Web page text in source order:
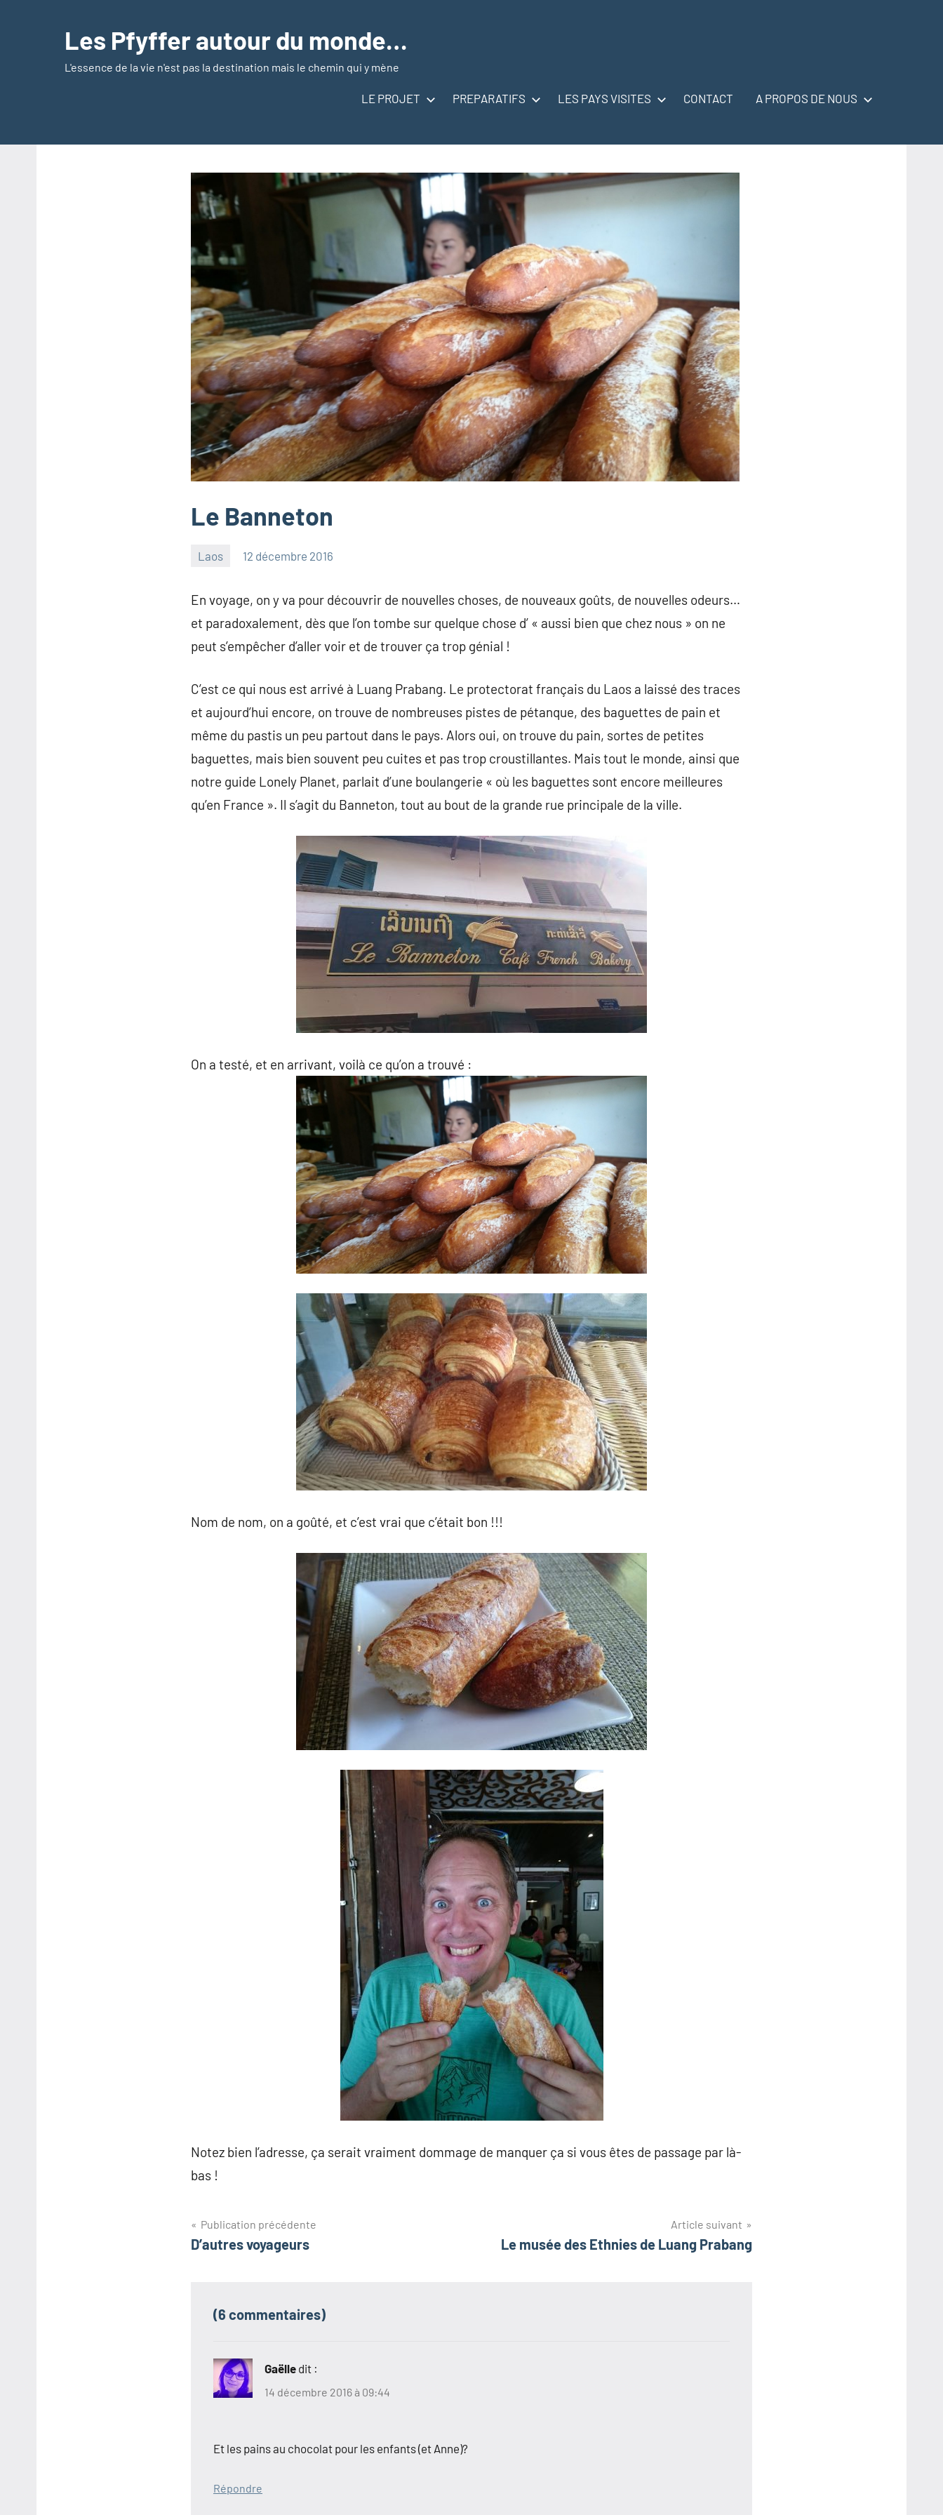
Les Pfyffer autour du monde…
L'essence de la vie n'est pas la destination mais le chemin qui y mène
LE PROJET PREPARATIFS LES PAYS VISITES CONTACT A PROPOS DE NOUS
Le Banneton
Laos 12 décembre 2016
En voyage, on y va pour découvrir de nouvelles choses, de nouveaux goûts, de nouvelles odeurs…
et paradoxalement, dès que l’on tombe sur quelque chose d’ « aussi bien que chez nous » on ne
peut s’empêcher d’aller voir et de trouver ça trop génial !
C’est ce qui nous est arrivé à Luang Prabang. Le protectorat français du Laos a laissé des traces
et aujourd’hui encore, on trouve de nombreuses pistes de pétanque, des baguettes de pain et
même du pastis un peu partout dans le pays. Alors oui, on trouve du pain, sortes de petites
baguettes, mais bien souvent peu cuites et pas trop croustillantes. Mais tout le monde, ainsi que
notre guide Lonely Planet, parlait d’une boulangerie « où les baguettes sont encore meilleures
qu’en France ». Il s’agit du Banneton, tout au bout de la grande rue principale de la ville.
On a testé, et en arrivant, voilà ce qu’on a trouvé :
Nom de nom, on a goûté, et c’est vrai que c’était bon !!!
Notez bien l’adresse, ça serait vraiment dommage de manquer ça si vous êtes de passage par là-
bas !
Navigation
de
Publication précédente
D’autres voyageurs
Article suivant
Le musée des Ethnies de Luang Prabang
(6 commentaires)
Gaëlle dit :
14 décembre 2016 à 09:44
Et les pains au chocolat pour les enfants (et Anne)?
Répondre